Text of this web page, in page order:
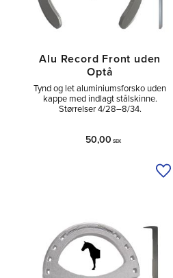
Alu Record Front uden
Optå
Tynd og let aluminiumsforsko uden
kappe med indlagt stålskinne.
Størrelser 4/28–8/34.
50,00 SEK